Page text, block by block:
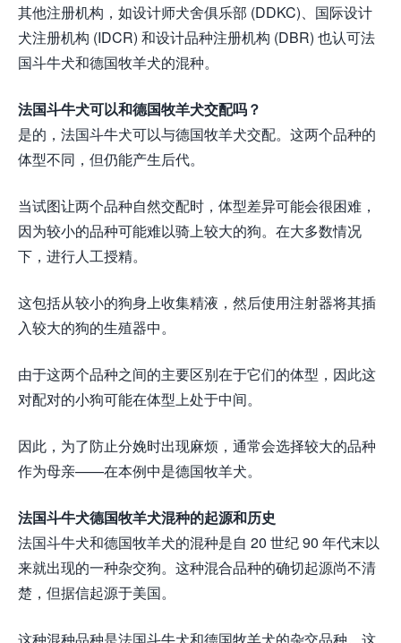
其他注册机构，如设计师犬舍俱乐部 (DDKC)、国际设计
犬注册机构 (IDCR) 和设计品种注册机构 (DBR) 也认可法
国斗牛犬和德国牧羊犬的混种。
法国斗牛犬可以和德国牧羊犬交配吗？
是的，法国斗牛犬可以与德国牧羊犬交配。这两个品种的
体型不同，但仍能产生后代。
当试图让两个品种自然交配时，体型差异可能会很困难，
因为较小的品种可能难以骑上较大的狗。在大多数情况
下，进行人工授精。
这包括从较小的狗身上收集精液，然后使用注射器将其插
入较大的狗的生殖器中。
由于这两个品种之间的主要区别在于它们的体型，因此这
对配对的小狗可能在体型上处于中间。
因此，为了防止分娩时出现麻烦，通常会选择较大的品种
作为母亲——在本例中是德国牧羊犬。
法国斗牛犬德国牧羊犬混种的起源和历史
法国斗牛犬和德国牧羊犬的混种是自 20 世纪 90 年代末以
来就出现的一种杂交狗。这种混合品种的确切起源尚不清
楚，但据信起源于美国。
这种混种品种是法国斗牛犬和德国牧羊犬的杂交品种。这